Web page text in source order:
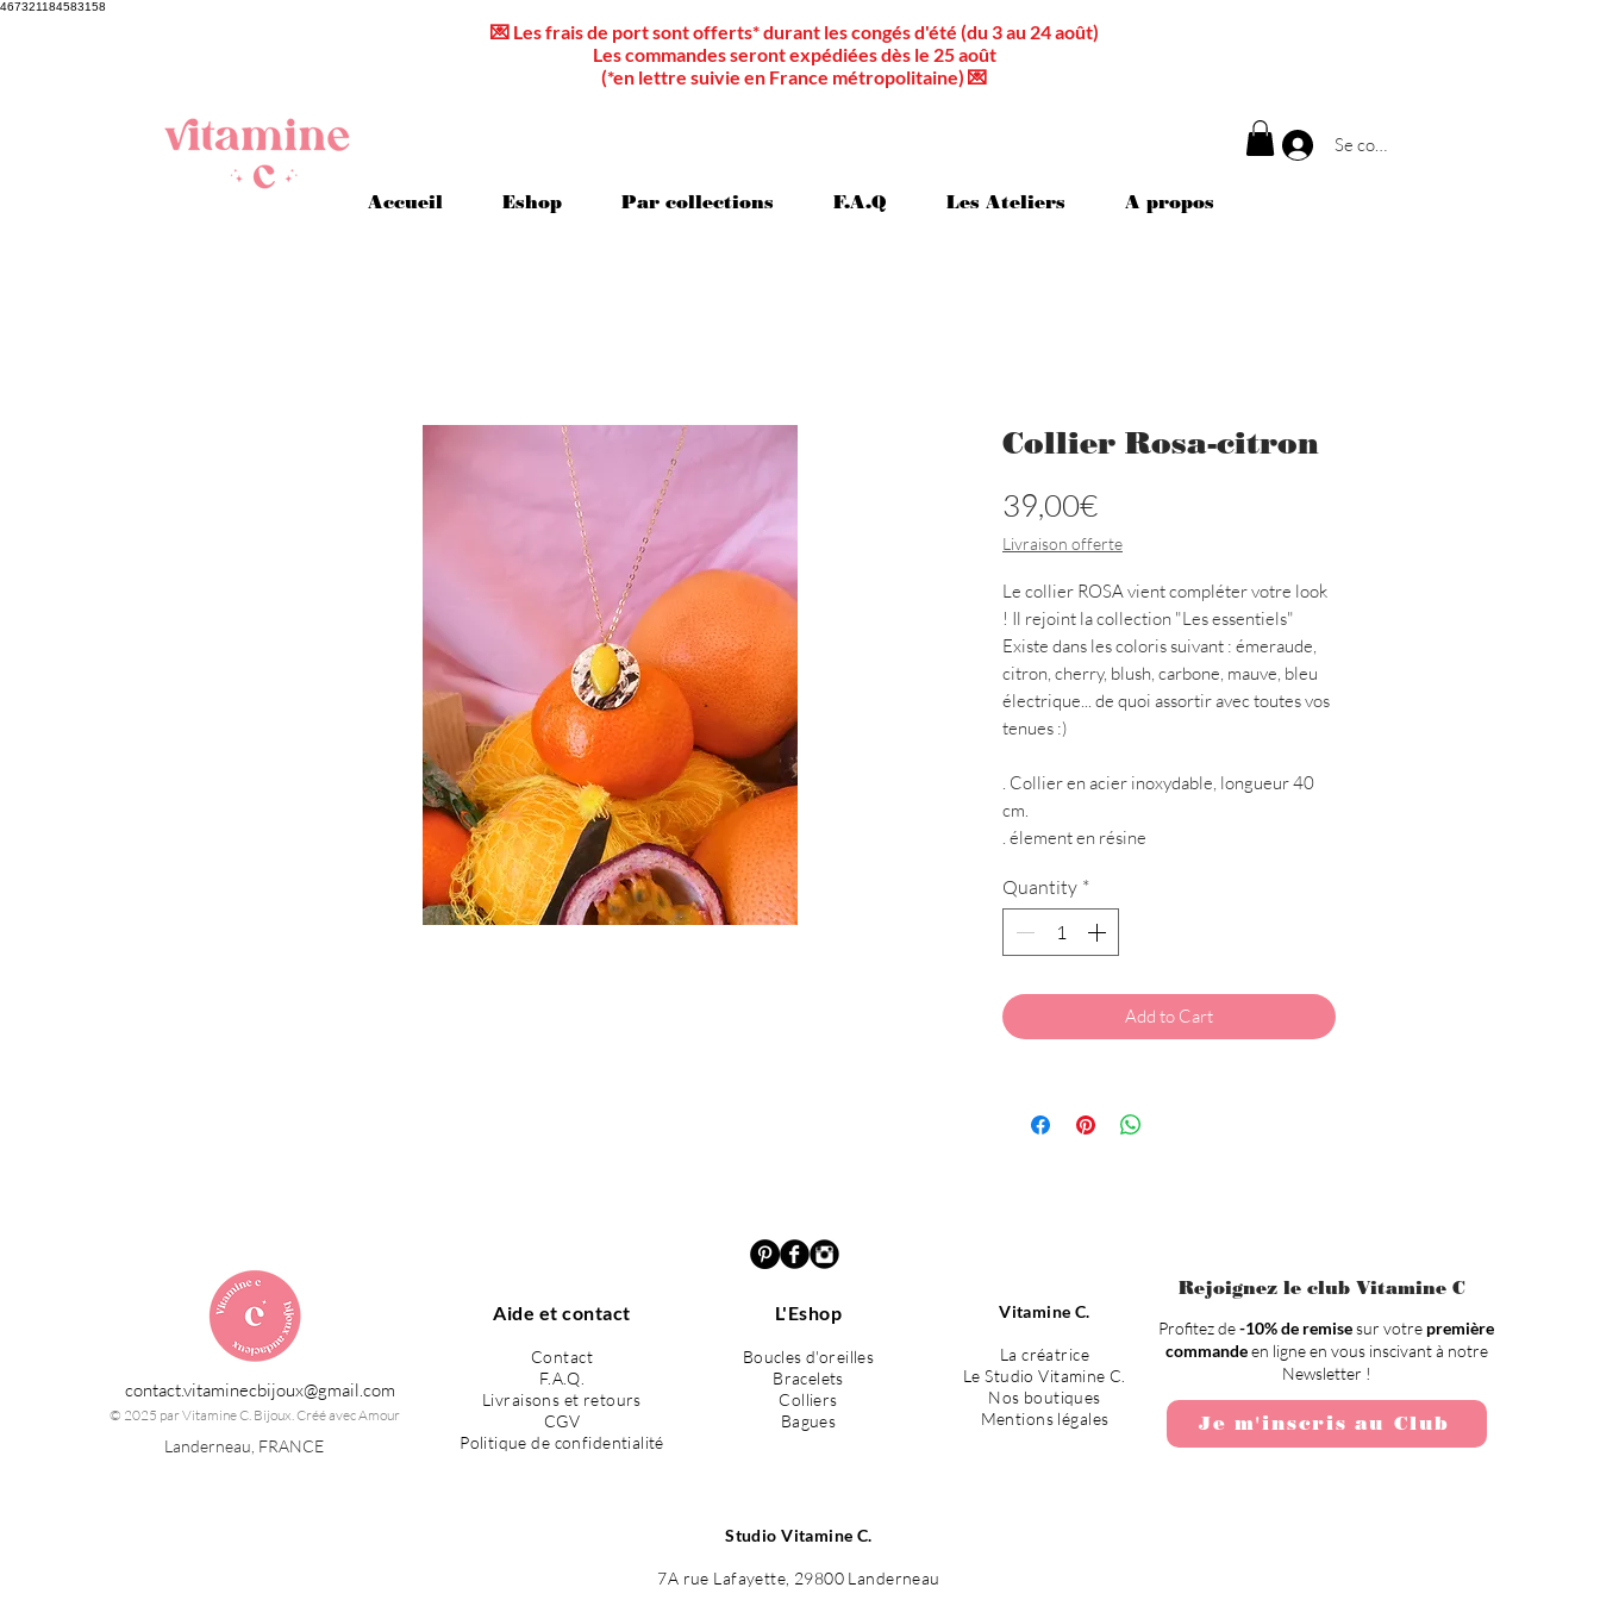
467321184583158
💌 Les frais de port sont offerts* durant les congés d'été (du 3 au 24 août)
Les commandes seront expédiées dès le 25 août
(*en lettre suivie en France métropolitaine) 💌
Accueil Eshop Par collections F.A.Q Les Ateliers A propos
Se connecter
Collier Rosa-citron
39,00€Price
Livraison offerte
Le collier ROSA vient compléter votre look
! Il rejoint la collection "Les essentiels"
Existe dans les coloris suivant : émeraude,
citron, cherry, blush, carbone, mauve, bleu
électrique... de quoi assortir avec toutes vos
tenues :)
. Collier en acier inoxydable, longueur 40
cm.
. élement en résine
Quantity *
Add to Cart
contact.vitaminecbijoux@gmail.com
© 2025 par Vitamine C. Bijoux. Créé avec Amour
Landerneau, FRANCE
Rejoignez le club Vitamine C
Aide et contact
Contact
F.A.Q.
Livraisons et retours
CGV
Politique de confidentialité
L'Eshop
Boucles d'oreilles
Bracelets
Colliers
Bagues
Vitamine C.
La créatrice
Le Studio Vitamine C.
Nos boutiques
Mentions légales
Profitez de-10% de remisesur votre première
commandeen ligne en vous inscivant à notre
Newsletter !
Je m'inscris au Club
Studio Vitamine C.
7A rue Lafayette, 29800 Landerneau